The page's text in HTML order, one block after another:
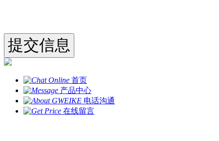
首页
产品中心
电话沟通
在线留言